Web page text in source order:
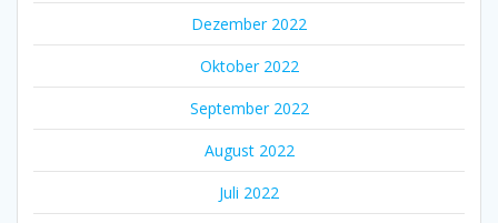
Dezember 2022
Oktober 2022
September 2022
August 2022
Juli 2022